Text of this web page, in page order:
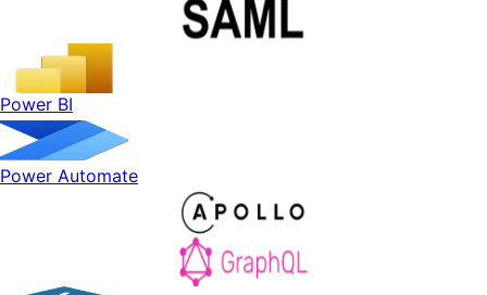
Power BI
Power Automate